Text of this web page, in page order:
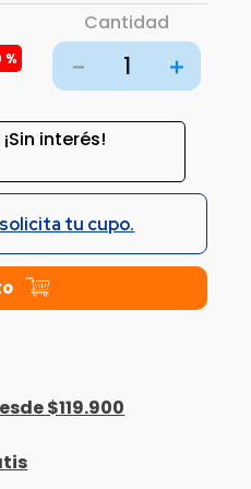
%
Cantidad
＋
－
interés!
solicita tu cupo.
$119.900